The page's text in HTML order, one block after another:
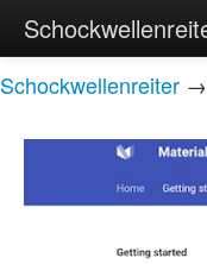
Schockwellenreiter →